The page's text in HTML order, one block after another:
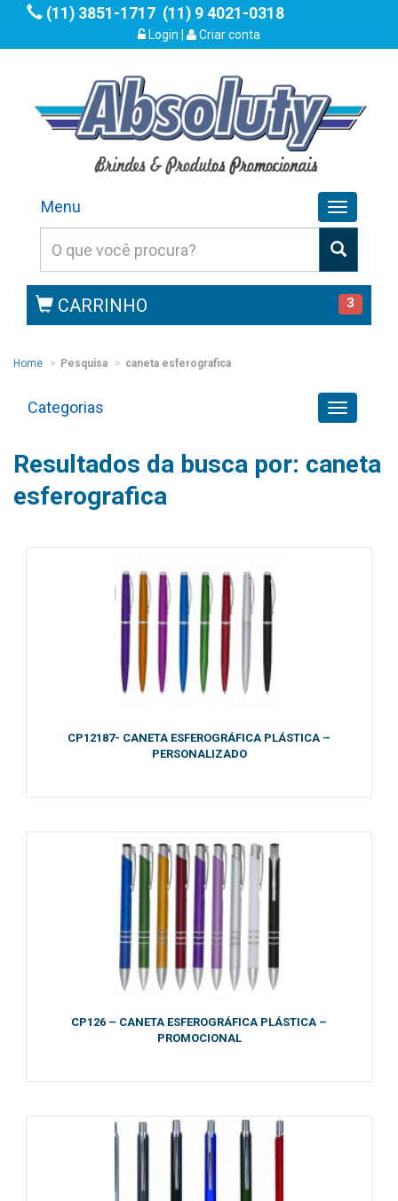
(11) 3851-1717 (11) 9 4021-0318
Login Criar conta
Toggle
navigation
Menu
CARRINHO 3
Home Pesquisa caneta esferografica
Toggle
Categorias
Resultados da busca por: caneta
esferografica
CP12187- CANETA ESFEROGRÁFICA PLÁSTICA –
PERSONALIZADO
CP126 – CANETA ESFEROGRÁFICA PLÁSTICA –
PROMOCIONAL